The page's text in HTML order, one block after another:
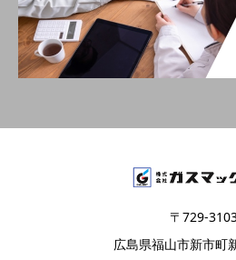
〒729-
広島県福山市新市町